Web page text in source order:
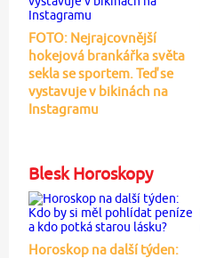
FOTO: Nejrajcovnější
hokejová brankářka světa
sekla se sportem. Teď se
vystavuje v bikinách na
Instagramu
Blesk Horoskopy
Horoskop na další týden: